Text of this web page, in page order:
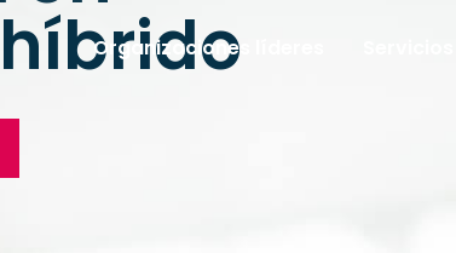
Organizaciones líderes